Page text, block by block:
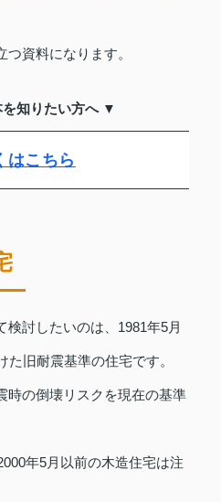
資料になります。
知りたい方へ ▼
はこちら
討したいのは、1981年5月
旧耐震基準の住宅です。
時の倒壊リスクを現在の基準
年5月以前の木造住宅は注